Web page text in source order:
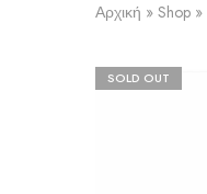
Αρχική » Shop »
SOLD OUT